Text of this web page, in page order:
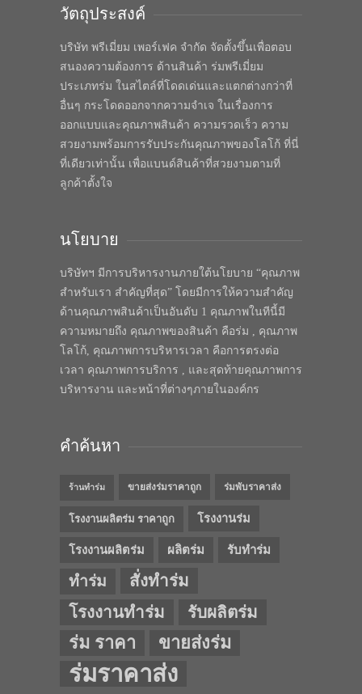
วัตถุประสงค์
บริษัท พรีเมี่ยม เพอร์เฟค จำกัด จัดตั้งขึ้นเพื่อตอบ
สนองความต้องการ ด้านสินค้า ร่มพรีเมี่ยม
ประเภทร่ม ในสไตล์ที่โดดเด่นและแตกต่างกว่าที่
อื่นๆ กระโดดออกจากความจำเจ ในเรื่องการ
ออกแบบและคุณภาพสินค้า ความรวดเร็ว ความ
สวยงามพร้อมการรับประกันคุณภาพของโลโก้ ที่นี่
ที่เดียวเท่านั้น เพื่อแบนด์สินค้าที่สวยงามตามที่
ลูกค้าตั้งใจ
นโยบาย
บริษัทฯ มีการบริหารงานภายใต้นโยบาย “คุณภาพ
สำหรับเรา สำคัญที่สุด” โดยมีการให้ความสำคัญ
ด้านคุณภาพสินค้าเป็นอันดับ 1 คุณภาพในทีนี้มี
ความหมายถึง คุณภาพของสินค้า คือร่ม , คุณภาพ
โลโก้, คุณภาพการบริหารเวลา คือการตรงต่อ
เวลา คุณภาพการบริการ , และสุดท้ายคุณภาพการ
บริหารงาน และหน้าที่ต่างๆภายในองค์กร
คำค้นหา
ร้านทำร่ม ขายส่งร่มราคาถูก ร่มพับราคาส่ง
โรงงานผลิตร่ม ราคาถูก โรงงานร่ม
โรงงานผลิตร่ม ผลิตร่ม รับทำร่ม
ทำร่ม
สั่งทำร่ม
โรงงานทำร่ม
รับผลิตร่ม
ร่ม ราคา ขายส่งร่ม
ร่มราคาส่ง